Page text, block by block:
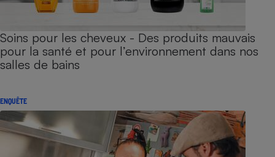
Soins pour les cheveux - Des produits mauvais
pour la santé et pour l’environnement dans nos
salles de bains
ENQUÊTE